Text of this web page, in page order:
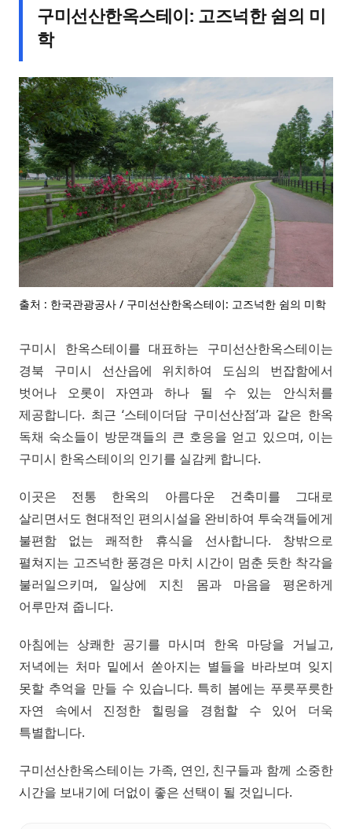
구미선산한옥스테이: 고즈넉한 쉼의 미
학
출처 : 한국관광공사 / 구미선산한옥스테이: 고즈넉한 쉼의 미학
구미시 한옥스테이를 대표하는 구미선산한옥스테이는
경북 구미시 선산읍에 위치하여 도심의 번잡함에서
벗어나 오롯이 자연과 하나 될 수 있는 안식처를
제공합니다. 최근 ‘스테이더담 구미선산점’과 같은 한옥
독채 숙소들이 방문객들의 큰 호응을 얻고 있으며, 이는
구미시 한옥스테이의 인기를 실감케 합니다.
이곳은 전통 한옥의 아름다운 건축미를 그대로
살리면서도 현대적인 편의시설을 완비하여 투숙객들에게
불편함 없는 쾌적한 휴식을 선사합니다. 창밖으로
펼쳐지는 고즈넉한 풍경은 마치 시간이 멈춘 듯한 착각을
불러일으키며, 일상에 지친 몸과 마음을 평온하게
어루만져 줍니다.
아침에는 상쾌한 공기를 마시며 한옥 마당을 거닐고,
저녁에는 처마 밑에서 쏟아지는 별들을 바라보며 잊지
못할 추억을 만들 수 있습니다. 특히 봄에는 푸릇푸릇한
자연 속에서 진정한 힐링을 경험할 수 있어 더욱
특별합니다.
구미선산한옥스테이는 가족, 연인, 친구들과 함께 소중한
시간을 보내기에 더없이 좋은 선택이 될 것입니다.